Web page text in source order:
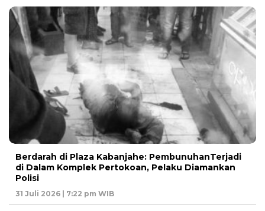
Berdarah di Plaza Kabanjahe: PembunuhanTerjadi
di Dalam Komplek Pertokoan, Pelaku Diamankan
Polisi
31 Juli 2026 | 7:22 pm WIB